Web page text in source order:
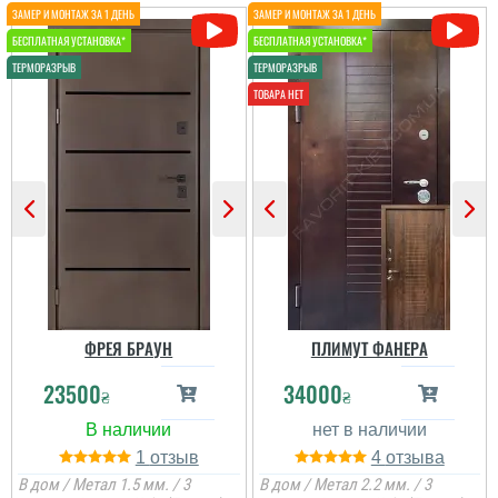
ФРЕЯ БРАУН
23500₴
1
В дом / Метал 1.5 мм. / 3
ПЛИМУТ ФАНЕРА
34000₴
4
В дом / Метал 2.2 мм. / 3